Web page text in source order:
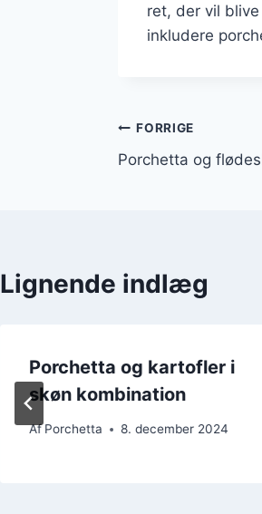
ret, der vil
inkludere
FORRIGE
Porchetta og
Lignende indlæg
Porchetta og kartofler i
skøn kombination
Af Porchetta 8. december 2024